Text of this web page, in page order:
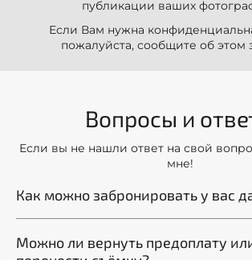
публикации ваших
Если Вам нужна
пожалуйста, сообщите об этом
Вопросы и
Если вы не нашли ответ на свой
мне!
Как можно забронировать у вас
Можно ли вернуть предоплату